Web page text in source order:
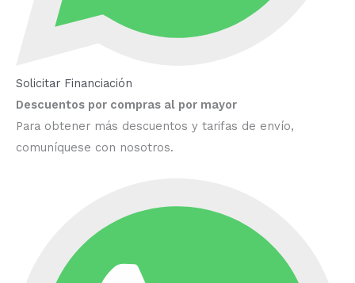
Solicitar Financiación
Descuentos por compras al por mayor
Para obtener más descuentos y tarifas de envío,
comuníquese con nosotros.